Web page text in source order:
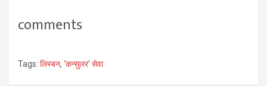
comments
Tags: लिस्बन, ‘कन्सुलर’ सेवा